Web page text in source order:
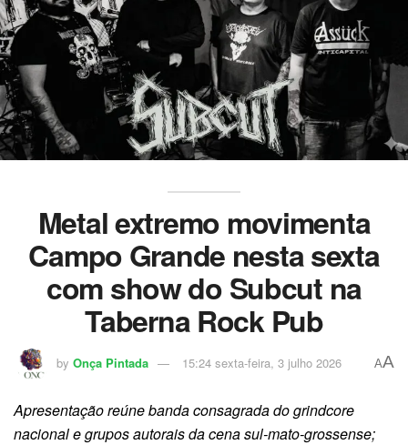
Metal extremo movimenta
Campo Grande nesta sexta
com show do Subcut na
Taberna Rock Pub
by Onça Pintada 15:24 sexta-feira, 3 julho 2026 AA
Apresentação reúne banda consagrada do grindcore
nacional e grupos autorais da cena sul-mato-grossense;